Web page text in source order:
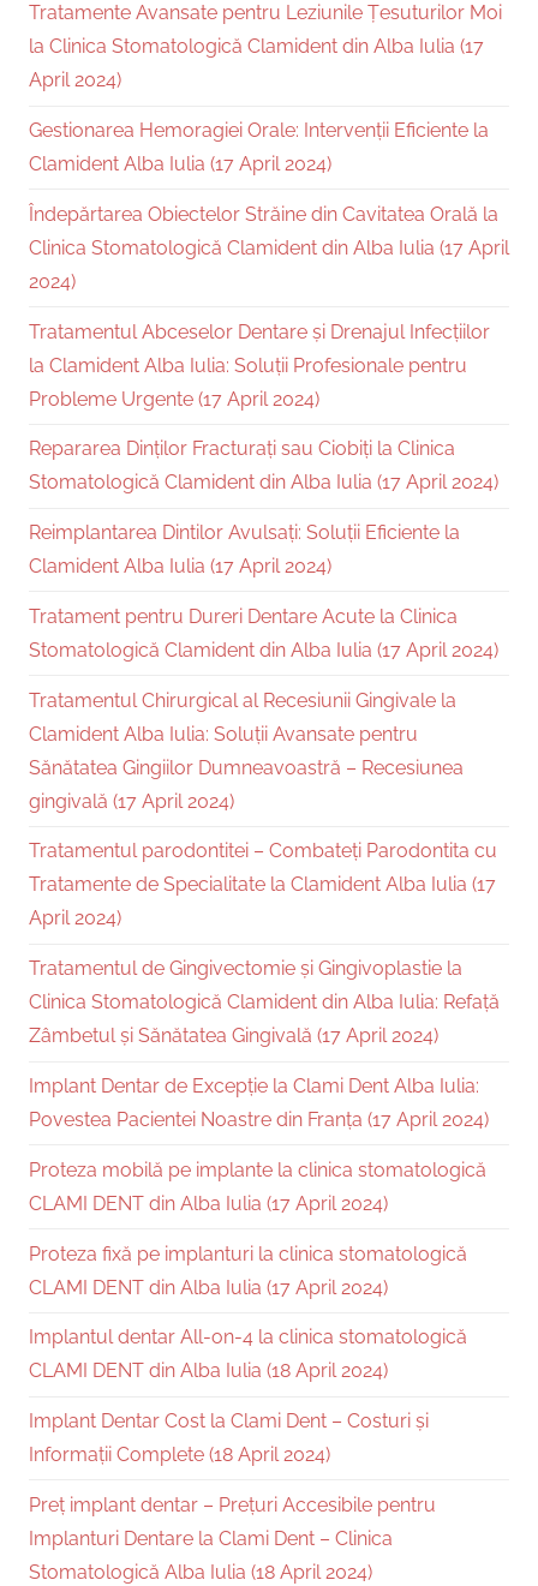
Tratamente Avansate pentru Leziunile Țesuturilor Moi
la Clinica Stomatologică Clamident din Alba Iulia (17
April 2024)
Gestionarea Hemoragiei Orale: Intervenții Eficiente la
Clamident Alba Iulia (17 April 2024)
Îndepărtarea Obiectelor Străine din Cavitatea Orală la
Clinica Stomatologică Clamident din Alba Iulia (17 April
2024)
Tratamentul Abceselor Dentare și Drenajul Infecțiilor
la Clamident Alba Iulia: Soluții Profesionale pentru
Probleme Urgente (17 April 2024)
Repararea Dinților Fracturați sau Ciobiți la Clinica
Stomatologică Clamident din Alba Iulia (17 April 2024)
Reimplantarea Dintilor Avulsați: Soluții Eficiente la
Clamident Alba Iulia (17 April 2024)
Tratament pentru Dureri Dentare Acute la Clinica
Stomatologică Clamident din Alba Iulia (17 April 2024)
Tratamentul Chirurgical al Recesiunii Gingivale la
Clamident Alba Iulia: Soluții Avansate pentru
Sănătatea Gingiilor Dumneavoastră – Recesiunea
gingivală (17 April 2024)
Tratamentul parodontitei – Combateți Parodontita cu
Tratamente de Specialitate la Clamident Alba Iulia (17
April 2024)
Tratamentul de Gingivectomie și Gingivoplastie la
Clinica Stomatologică Clamident din Alba Iulia: Refață
Zâmbetul și Sănătatea Gingivală (17 April 2024)
Implant Dentar de Excepție la Clami Dent Alba Iulia:
Povestea Pacientei Noastre din Franța (17 April 2024)
Proteza mobilă pe implante la clinica stomatologică
CLAMI DENT din Alba Iulia (17 April 2024)
Proteza fixă pe implanturi la clinica stomatologică
CLAMI DENT din Alba Iulia (17 April 2024)
Implantul dentar All-on-4 la clinica stomatologică
CLAMI DENT din Alba Iulia (18 April 2024)
Implant Dentar Cost la Clami Dent – Costuri și
Informații Complete (18 April 2024)
Preț implant dentar – Prețuri Accesibile pentru
Implanturi Dentare la Clami Dent – Clinica
Stomatologică Alba Iulia (18 April 2024)